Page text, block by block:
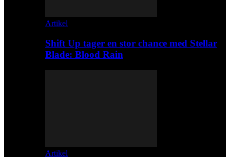
Artikel
Shift Up tager en stor chance med Stellar
Blade: Blood Rain
Artikel